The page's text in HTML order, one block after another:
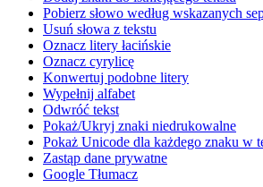
Pobierz słowo według wskazanych
Usuń słowa z tekstu
Oznacz litery łacińskie
Oznacz cyrylicę
Konwertuj podobne litery
Wypełnij alfabet
Odwróć tekst
Pokaż/Ukryj znaki niedrukowalne
Pokaż Unicode dla każdego znaku w
Zastąp dane prywatne
Google Tłumacz